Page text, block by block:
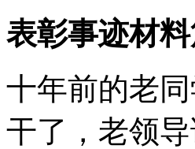
表彰事迹材
十年前的老
干了，老领